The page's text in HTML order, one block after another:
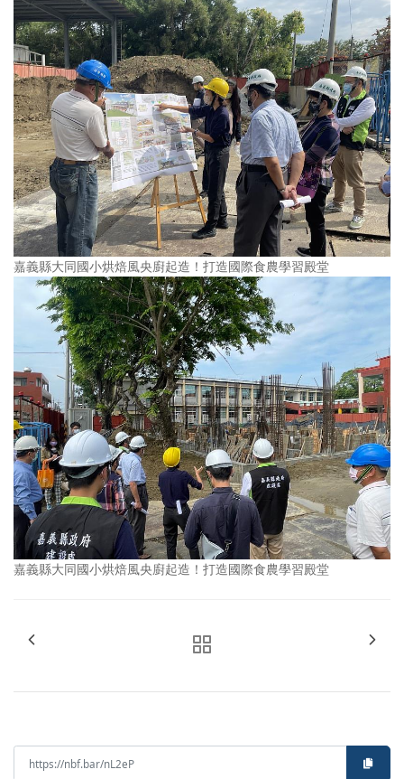
嘉義縣大同國小烘焙風央廚起造！打造國際食農學習殿堂
嘉義縣大同國小烘焙風央廚起造！打造國際食農學習殿堂